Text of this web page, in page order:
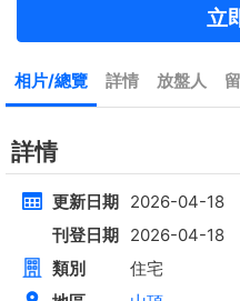
九龍廣場
長沙灣 青山道485號
建築 3631呎@$4,682
實用 2542呎@$6,688